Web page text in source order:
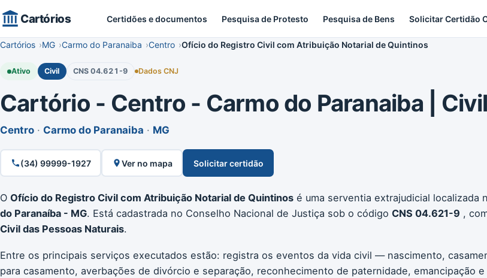
Cartórios Certidões e documentos Pesquisa de Protesto Pesquisa de Bens Solicitar Certidão
Cartórios MG Carmo do Paranaiba Centro Ofício do Registro Civil com Atribuição Notarial de Quintinos
Ativo Civil CNS 04.621-9 Dados CNJ
Cartório - Centro - Carmo do Paranaiba |
Centro · Carmo do Paranaiba · MG
(34) 99999-1927 Ver no mapa Solicitar certidão
O Ofício do Registro Civil com Atribuição Notarial de Quintinos é uma serventia extrajudicial localizada
do Paranaíba - MG. Está cadastrada no Conselho Nacional de Justiça sob o código CNS 04.621-9 ,
Civil das Pessoas Naturais.
Entre os principais serviços executados estão: registra os eventos da vida civil — nascimento,
para casamento, averbações de divórcio e separação, reconhecimento de paternidade, emancipação